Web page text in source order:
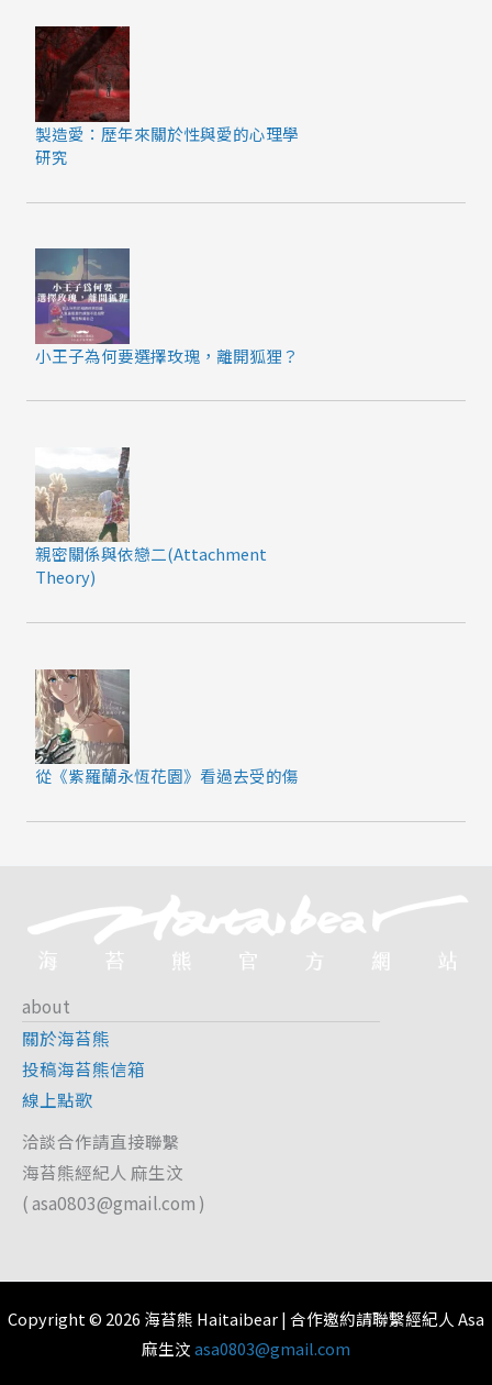
製造愛：歷年來關於性與愛的心理學
研究
小王子為何要選擇玫瑰，離開狐狸？
親密關係與依戀二(Attachment
Theory)
從《紫羅蘭永恆花園》看過去受的傷
about
關於海苔熊
投稿海苔熊信箱
線上點歌
洽談合作請直接聯繫
海苔熊經紀人 麻生汶
(asa0803@gmail.com )
Copyright © 2026 海苔熊 Haitaibear | 合作邀約請聯繫經紀人 Asa
麻生汶asa0803@gmail.com